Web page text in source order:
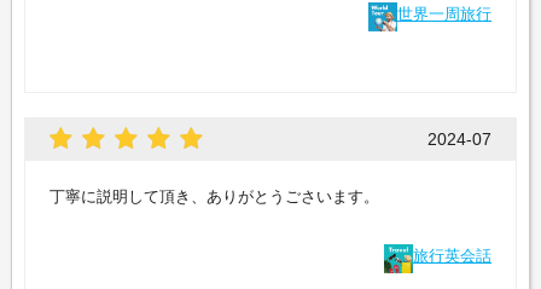
世界一周旅行
2024-07
丁寧に説明して頂き、ありがとうごさいます。
旅行英会話